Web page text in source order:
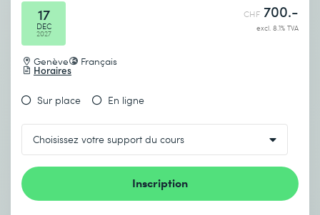
17
DEC
2027
Genève Français
Horaires
CHF 700.-
excl. 8.1% TVA
Sur place En ligne
Inscription